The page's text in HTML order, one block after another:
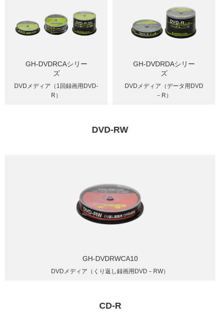
GH-DVDRCAシリー
ズ
DVDメディア（1回録画用DVD-
R）
GH-DVDRDAシリー
ズ
DVDメディア（データ用DVD
－R）
DVD-RW
GH-DVDRWCA10
DVDメディア（くり返し録画用DVD－RW）
CD-R